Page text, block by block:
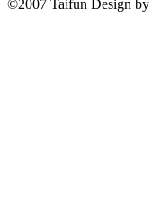
©2007 Taifun Design by